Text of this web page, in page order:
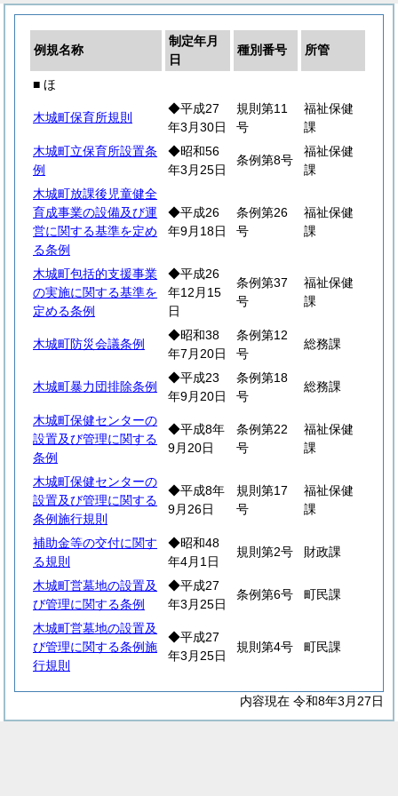
例規名称
制定年月
日
種別番号 所管
■ ほ
木城町保育所規則
◆平成27
年3月30日
規則第11
号
福祉保健
課
木城町立保育所設置条
例
◆昭和56
年3月25日
条例第8号
福祉保健
課
木城町放課後児童健全
育成事業の設備及び運
営に関する基準を定め
る条例
◆平成26
年9月18日
条例第26
号
福祉保健
課
木城町包括的支援事業
の実施に関する基準を
定める条例
◆平成26
年12月15
日
条例第37
号
福祉保健
課
木城町防災会議条例
◆昭和38
年7月20日
条例第12
号
総務課
木城町暴力団排除条例
◆平成23
年9月20日
条例第18
号
総務課
木城町保健センターの
設置及び管理に関する
条例
◆平成8年
9月20日
条例第22
号
福祉保健
課
木城町保健センターの
設置及び管理に関する
条例施行規則
◆平成8年
9月26日
規則第17
号
福祉保健
課
補助金等の交付に関す
る規則
◆昭和48
年4月1日
規則第2号 財政課
木城町営墓地の設置及
び管理に関する条例
◆平成27
年3月25日
条例第6号 町民課
木城町営墓地の設置及
び管理に関する条例施
行規則
◆平成27
年3月25日
規則第4号 町民課
内容現在 令和8年3月27日